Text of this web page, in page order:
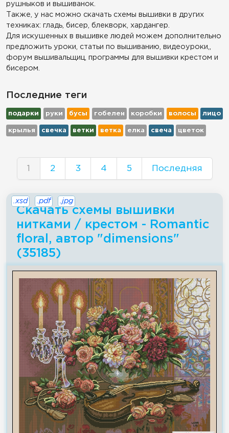
рушныков и вышиванок.
Также, у нас можно скачать схемы вышивки в других
техниках: гладь, бисер, блекворк, хардангер.
Для искушенных в вышивке людей можем дополнительно
предложить уроки, статьи по вышиванию, видеоуроки,,
форум вышивальщиц, программы для вышивки крестом и
бисером.
Последние теги
подарки руки бусы гобелен коробки волосы лицо
крылья свечка ветки ветка елка свеча цветок
1 2 3 4 5 Последняя
Скачать схемы вышивки
нитками / крестом - Romantic
floral, автор "dimensions"
(35185)
.xsd .pdf .jpg